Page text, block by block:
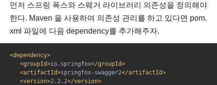
먼저 스프링 폭스와 스웨거 라이브러리 의존성을 정의해야
한다. Maven 을 사용하여 의존성 관리를 하고 있다면 pom.
xml 파일에 다음 dependency를 추가해주자.
<dependency>
   <groupId>
io.springfox</groupId>
   <artifactId>
springfox-swagger2</artifactId>
   <version>
2.2.2</version>